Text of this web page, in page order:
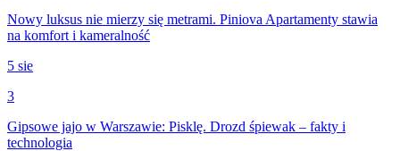
Nowy luksus nie mierzy się metrami. Piniova Apartamenty stawia
na komfort i kameralność
5 sie
3
Gipsowe jajo w Warszawie: Pisklę. Drozd śpiewak – fakty i
technologia